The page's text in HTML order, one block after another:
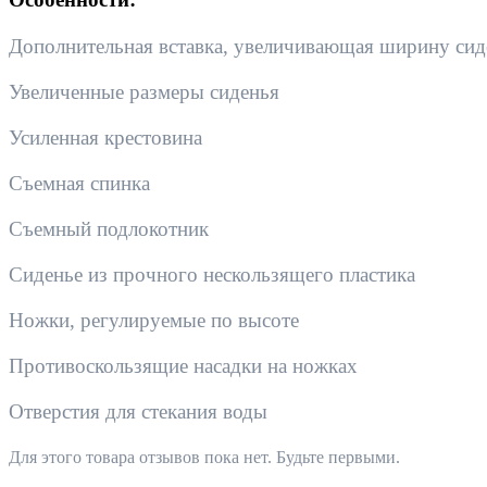
Дополнительная вставка, увеличивающая ширину
Увеличенные размеры сиденья
Усиленная крестовина
Съемная спинка
Съемный подлокотник
Сиденье из прочного нескользящего пластика
Ножки, регулируемые по высоте
Противоскользящие насадки на ножках
Отверстия для стекания воды
Для этого товара отзывов пока нет. Будьте первыми.